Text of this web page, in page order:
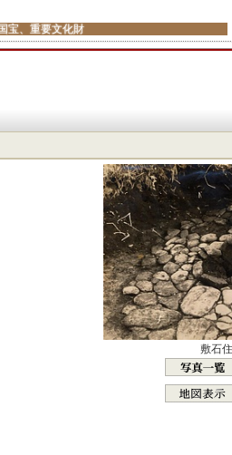
・国宝、重要文化財
敷石